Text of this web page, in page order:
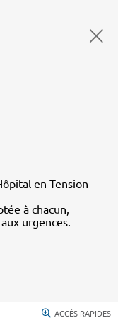
en Tension –
à chacun,
urgences.
ACCÈS RAPIDES